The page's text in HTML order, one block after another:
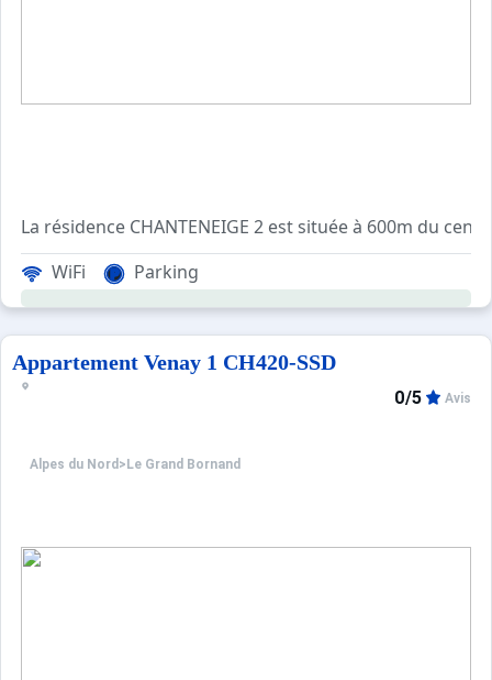
La résidence CHANTENEIGE 2 est située à 600m du
Surplombant le village, le Samance vous offre un des
Les Plus de cette location à la montagne : secteur
Essentiellement composé de petites résidences, ce
WiFi Parking
Appartement Venay 1 CH420-SSD
Alpes du Nord > Le Grand Bornand
0/5 Avis